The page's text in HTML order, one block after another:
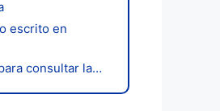
escrito en
consultar la…